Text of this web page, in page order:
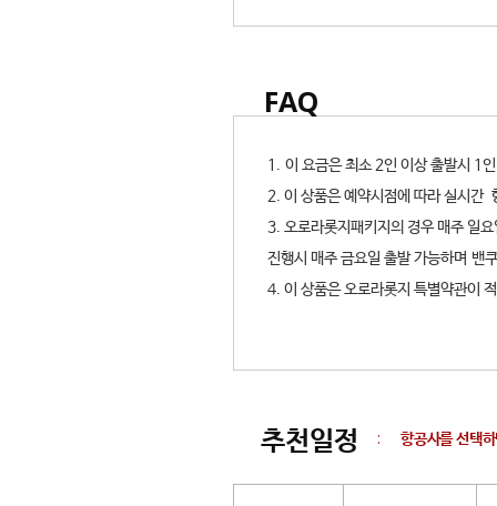
FAQ
1. 이 요금은 최소 2인 이상 출발시 1
2. 이 상품은 예약시점에 따라 실시간
3. 오로라롯지패키지의 경우 매주 일
진행시 매주 금요일 출발 가능하며 밴
4. 이 상품은 오로라롯지 특별약관이
추천일정 : 항공사를 선택